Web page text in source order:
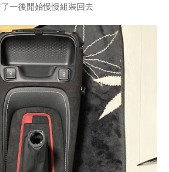
一後開始慢慢組裝回去